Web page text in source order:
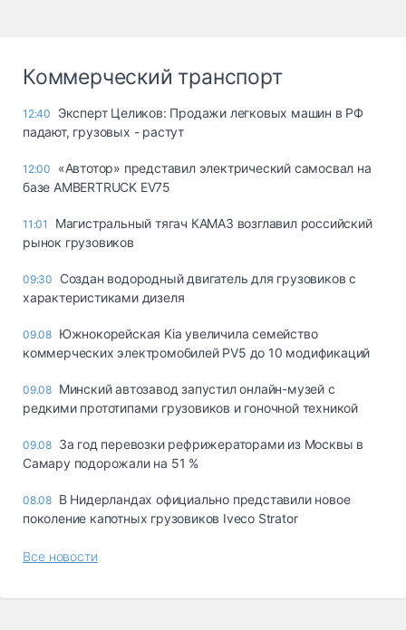
Коммерческий транспорт
12:40
Эксперт Целиков: Продажи легковых машин в РФ
падают, грузовых - растут
12:00
«Автотор» представил электрический самосвал на
базе AMBERTRUCK EV75
11:01
Магистральный тягач КАМАЗ возглавил российский
рынок грузовиков
09:30
Создан водородный двигатель для грузовиков с
характеристиками дизеля
09.08 Южнокорейская Kia увеличила семейство
коммерческих электромобилей PV5 до 10 модификаций
09.08 Минский автозавод запустил онлайн-музей с
редкими прототипами грузовиков и гоночной техникой
09.08 За год перевозки рефрижераторами из Москвы в
Самару подорожали на 51 %
08.08 В Нидерландах официально представили новое
поколение капотных грузовиков Iveco Strator
Все новости